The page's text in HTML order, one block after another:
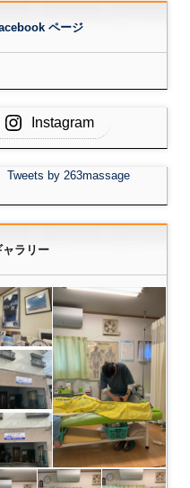
ページ
Instagram
Tweets by 263massage
ャラリー